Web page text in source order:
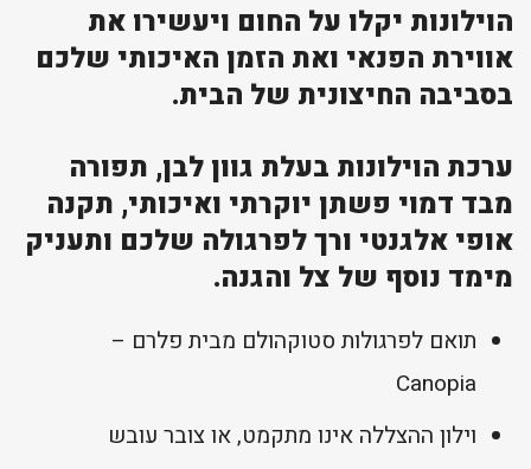
הוילונות יקלו על החום ויעשירו את
אווירת הפנאי ואת הזמן האיכותי שלכם
בסביבה החיצונית של הבית.
ערכת הוילונות בעלת גוון לבן, תפורה
מבד דמוי פשתן יוקרתי ואיכותי, תקנה
אופי אלגנטי ורך לפרגולה שלכם ותעניק
מימד נוסף של צל והגנה.
תואם לפרגולות סטוקהולם מבית פלרם –
Canopia
וילון ההצללה אינו מתקמט, או צובר עובש